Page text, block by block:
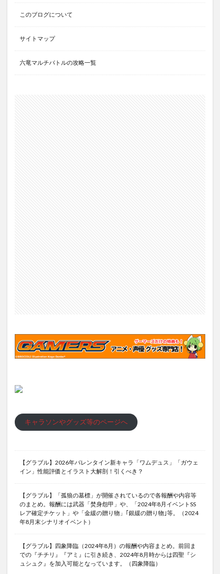
このブログについて
サイトマップ
六竜マルチバトルの攻略一覧
キャラソンやグッズ等のページへ
【グラブル】2026年バレンタイン新キャラ「ワムデュス」「ガウェ
イン」性能評価とイラスト大解剖！引くべき？
【グラブル】「孤狼の墓標」が開催されているので各報酬や内容等
のまとめ。報酬には武器「焚身怨甲」や、「2024年8月イベントSS
レア確定チケット」や「金緩の贈り物」｢銀緩の贈り物｣等。（2024
年8月末シナリオイベント）
【グラブル】四象降臨（2024年8月）の報酬や内容まとめ。前回ま
での『チチリ』『アミ』に引き続き、2024年8月時からは四聖『シ
ュシュク』を加入可能となっています。（四象降臨）